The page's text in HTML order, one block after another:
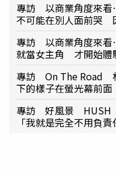
專訪 以商業角度來
不可能在別人面前哭
專訪 以商業角度來
就當女主角 才開始體
專訪 On The Road
下的樣子在螢光幕前面
專訪 好風景 HUSH
「我就是完全不用負責